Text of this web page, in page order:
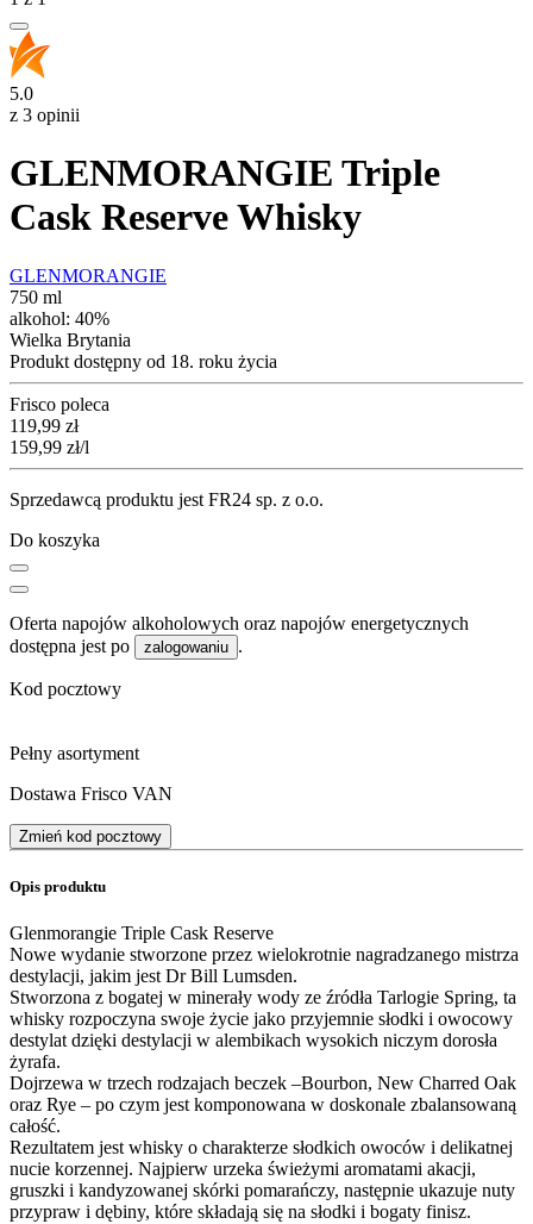
5.0
z 3 opinii
GLENMORANGIE Triple
Cask Reserve Whisky
GLENMORANGIE
750 ml
alkohol: 40%
Wielka Brytania
Produkt dostępny od 18. roku życia
Frisco poleca
Cena
119,99 zł
159,99 zł/l
Sprzedawcą produktu jest FR24 sp. z o.o.
Do koszyka
Oferta napojów alkoholowych oraz napojów energetycznych
dostępna jest po
zalogowaniu .
Kod pocztowy
Pełny asortyment
Dostawa Frisco VAN
Zmień kod pocztowy
Opis produktu
Glenmorangie Triple Cask Reserve
Nowe wydanie stworzone przez wielokrotnie nagradzanego mistrza
destylacji, jakim jest Dr Bill Lumsden.
Stworzona z bogatej w minerały wody ze źródła Tarlogie Spring, ta
whisky rozpoczyna swoje życie jako przyjemnie słodki i owocowy
destylat dzięki destylacji w alembikach wysokich niczym dorosła
żyrafa.
Dojrzewa w trzech rodzajach beczek –Bourbon, New Charred Oak
oraz Rye – po czym jest komponowana w doskonale zbalansowaną
całość.
Rezultatem jest whisky o charakterze słodkich owoców i delikatnej
nucie korzennej. Najpierw urzeka świeżymi aromatami akacji,
gruszki i kandyzowanej skórki pomarańczy, następnie ukazuje nuty
przypraw i dębiny, które składają się na słodki i bogaty finisz.